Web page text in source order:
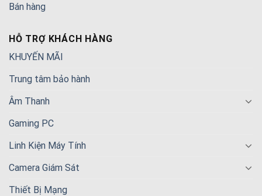
Bán hàng
HỖ TRỢ KHÁCH HÀNG
KHUYẾN MÃI
Trung tâm bảo hành
Âm Thanh
Gaming PC
Linh Kiện Máy Tính
Camera Giám Sát
Thiết Bị Mạng